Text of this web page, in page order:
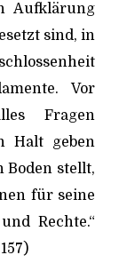
Aufklärung
sind, in
Vor
Fragen
Halt geben
stellt,
für seine
Rechte.“